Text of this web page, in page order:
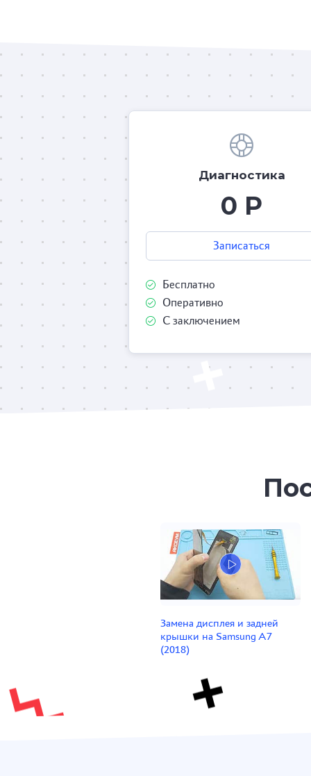
Диагностика
0 Р
Записаться
Бесплатно
Оперативно
С заключением
Замена дисплея и задней
крышки на Samsung A7
(2018)